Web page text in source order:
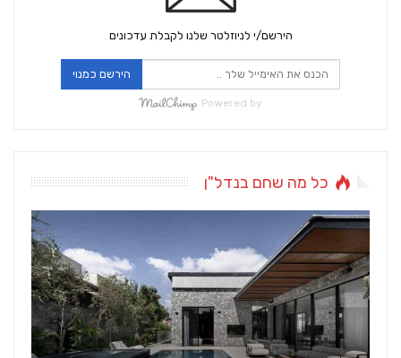
הירשם/י לניוזלטר שלנו לקבלת עדכונים
הירשם כמנוי
Powered by
כל מה שחם בנדל"ן